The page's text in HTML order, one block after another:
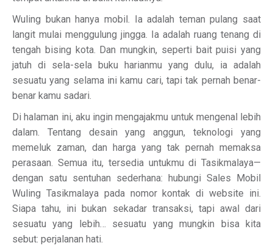
Wuling bukan hanya mobil. Ia adalah teman pulang saat
langit mulai menggulung jingga. Ia adalah ruang tenang di
tengah bising kota. Dan mungkin, seperti bait puisi yang
jatuh di sela-sela buku harianmu yang dulu, ia adalah
sesuatu yang selama ini kamu cari, tapi tak pernah benar-
benar kamu sadari.
Di halaman ini, aku ingin mengajakmu untuk mengenal lebih
dalam. Tentang desain yang anggun, teknologi yang
memeluk zaman, dan harga yang tak pernah memaksa
perasaan. Semua itu, tersedia untukmu di Tasikmalaya—
dengan satu sentuhan sederhana: hubungi Sales Mobil
Wuling Tasikmalaya pada nomor kontak di website ini.
Siapa tahu, ini bukan sekadar transaksi, tapi awal dari
sesuatu yang lebih… sesuatu yang mungkin bisa kita
sebut: perjalanan hati.